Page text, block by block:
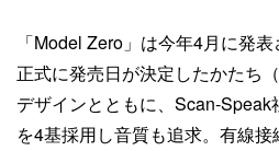
「Model Zero」は今年4月に発
正式に発売日が決定したかたち（
デザインとともに、Scan-Speak
を4基採用し音質も追求。有線